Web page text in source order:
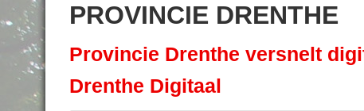
Daan Lambers tekent eerste
Jubileumfeest 35 jaar De Amer
PROVINCIE DRENTHE
Provincie Drenthe versnelt
Drenthe Digitaal